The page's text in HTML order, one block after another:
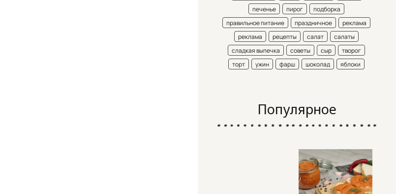
печенье
пирог
подборка
правильное питание
праздничное
реклама
реклама
рецепты салат
салаты
сладкая выпечка
советы сыр
творог
торт
ужин фарш шоколад яблоки
Популярное